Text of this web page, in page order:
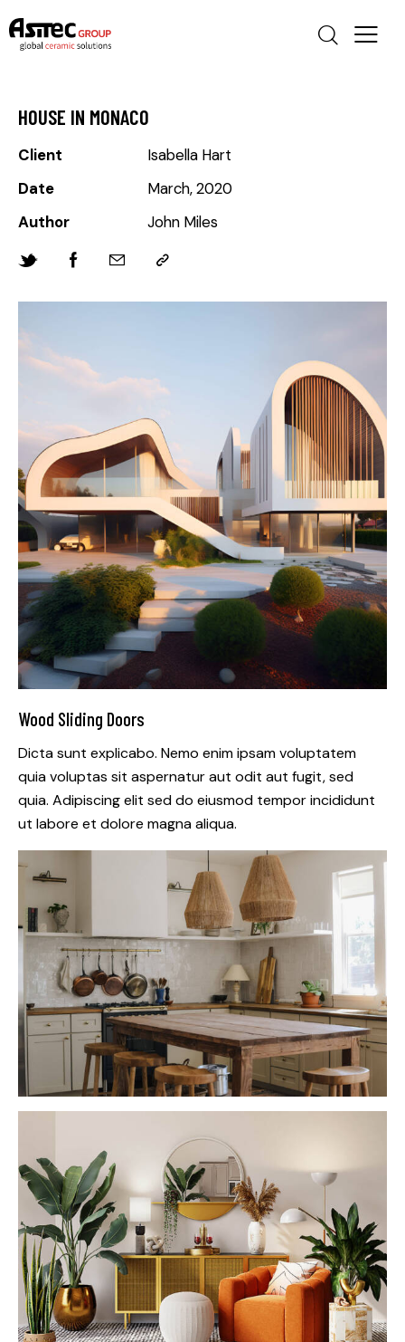
HOUSE IN MONACO
Client
Isabella Hart
Date
March, 2020
Author
John Miles
Wood Sliding Doors
Dicta sunt explicabo. Nemo enim ipsam voluptatem
quia voluptas sit aspernatur aut odit aut fugit, sed
quia. Adipiscing elit sed do eiusmod tempor incididunt
ut labore et dolore magna aliqua.